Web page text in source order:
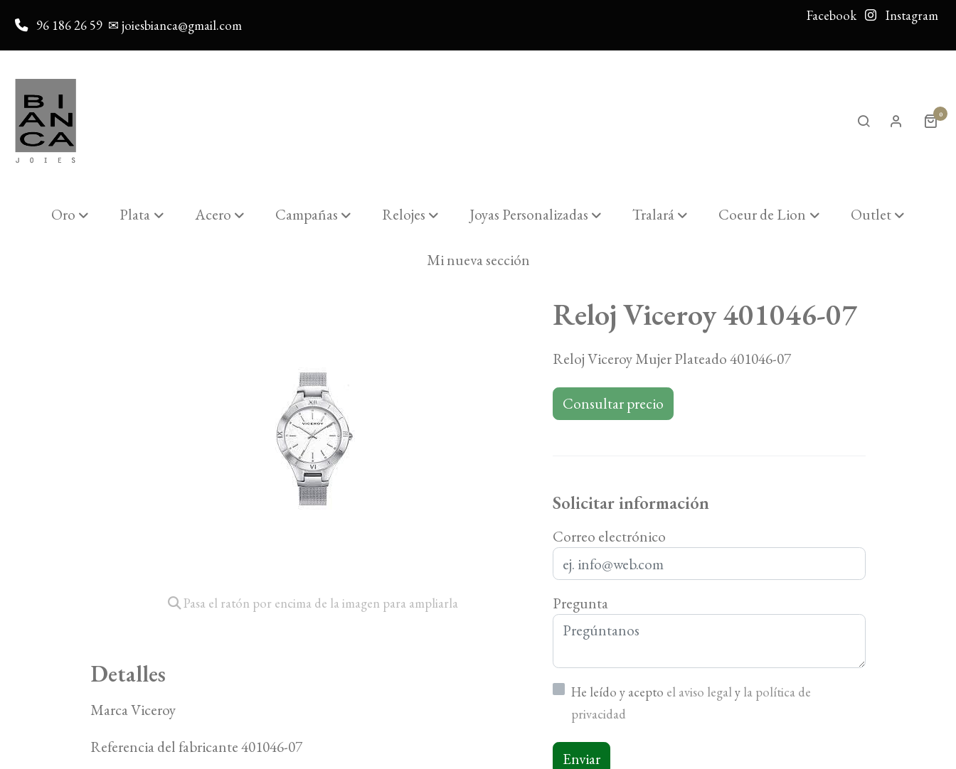
96 186 26 59 ✉ joiesbianca@gmail.com
Facebook Instagram
0
Oro Plata Acero Campañas Relojes Joyas Personalizadas Tralará Coeur de Lion Outlet
Mi nueva sección
Pasa el ratón por encima de la imagen para ampliarla
Detalles
Marca Viceroy
Referencia del fabricante 401046-07
Reloj Viceroy 401046-07
Reloj Viceroy Mujer Plateado 401046-07
Consultar precio
Solicitar información
Correo electrónico
Pregunta
He leído y acepto el aviso legaly la política de
privacidad
Enviar